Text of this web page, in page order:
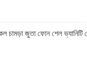
চামড়া জুতা ফোন শেল ভ্যানিটি